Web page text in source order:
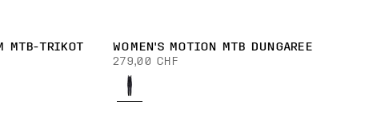
MTB-TRIKOT
WOMEN'S MOTION MTB DUNGAREE
279,00 CHF